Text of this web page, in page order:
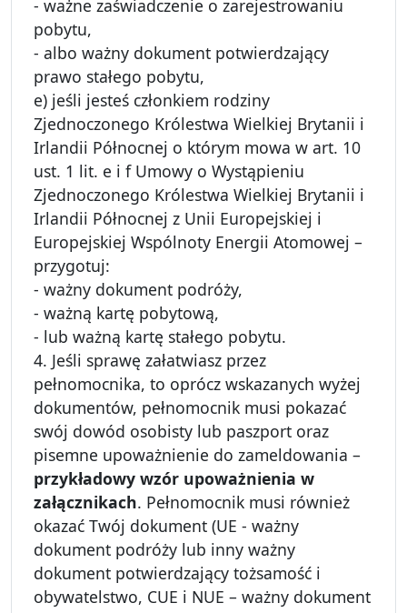
- ważne zaświadczenie o zarejestrowaniu
pobytu,
- albo ważny dokument potwierdzający
prawo stałego pobytu,
e) jeśli jesteś członkiem rodziny
Zjednoczonego Królestwa Wielkiej Brytanii i
Irlandii Północnej o którym mowa w art. 10
ust. 1 lit. e i f Umowy o Wystąpieniu
Zjednoczonego Królestwa Wielkiej Brytanii i
Irlandii Północnej z Unii Europejskiej i
Europejskiej Wspólnoty Energii Atomowej –
przygotuj:
- ważny dokument podróży,
- ważną kartę pobytową,
- lub ważną kartę stałego pobytu.
4. Jeśli sprawę załatwiasz przez
pełnomocnika, to oprócz wskazanych wyżej
dokumentów, pełnomocnik musi pokazać
swój dowód osobisty lub paszport oraz
pisemne upoważnienie do zameldowania –
przykładowy wzór upoważnienia w
załącznikach. Pełnomocnik musi również
okazać Twój dokument (UE - ważny
dokument podróży lub inny ważny
dokument potwierdzający tożsamość i
obywatelstwo, CUE i NUE – ważny dokument